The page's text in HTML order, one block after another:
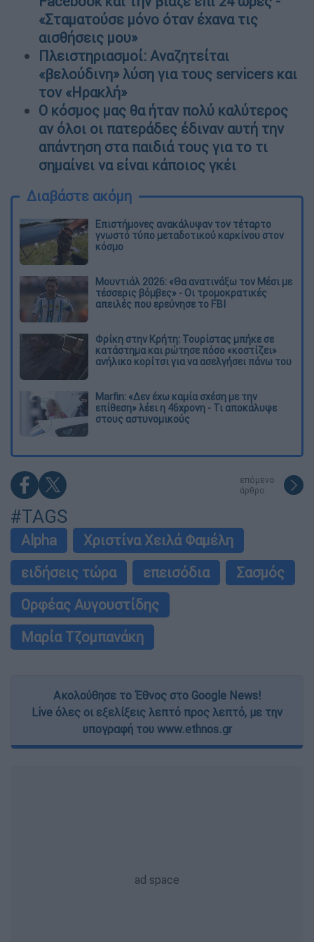
«Σταματούσε μόνο όταν έχανα τις
αισθήσεις μου»
Πλειστηριασμοί: Αναζητείται
«βελούδινη» λύση για τους servicers και
τον «Ηρακλή»
Ο κόσμος μας θα ήταν πολύ καλύτερος
αν όλοι οι πατεράδες έδιναν αυτή την
απάντηση στα παιδιά τους για το τι
σημαίνει να είναι κάποιος γκέι
Διαβάστε ακόμη
Επιστήμονες ανακάλυψαν τον τέταρτο
γνωστό τύπο μεταδοτικού καρκίνου στον
κόσμο
Μουντιάλ 2026: «Θα ανατινάξω τον Μέσι με
τέσσερις βόμβες» - Οι τρομοκρατικές
απειλές που ερεύνησε το FBI
Φρίκη στην Κρήτη: Τουρίστας μπήκε σε
κατάστημα και ρώτησε πόσο «κοστίζει»
ανήλικο κορίτσι για να ασελγήσει πάνω του
Marfin: «Δεν έχω καμία σχέση με την
επίθεση» λέει η 46χρονη - Τι αποκάλυψε
στους αστυνομικούς
επόμενο
άρθρο
#TAGS
Alpha
Χριστίνα Χειλά Φαμέλη
ειδήσεις τώρα
επεισόδια
Σασμός
Ορφέας Αυγουστίδης
Μαρία Τζομπανάκη
Ακολούθησε το Έθνος στο Google News!
Live όλες οι εξελίξεις λεπτό προς λεπτό, με την
υπογραφή του www.ethnos.gr